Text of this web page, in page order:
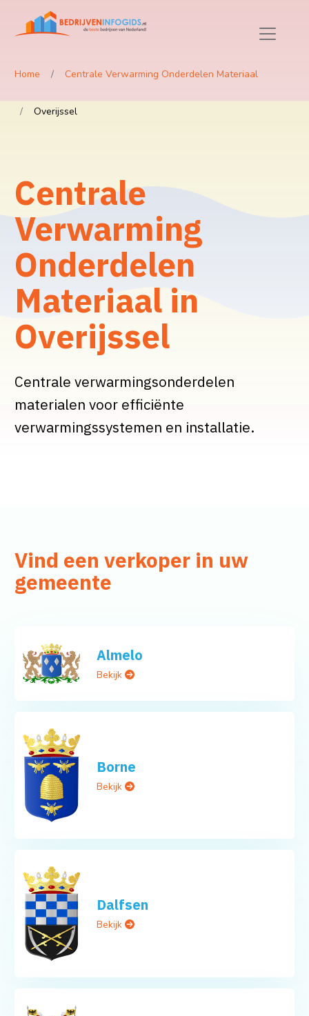
Home Centrale Verwarming Onderdelen Materiaal
Overijssel
Centrale
Verwarming
Onderdelen
Materiaal in
Overijssel
Centrale verwarmingsonderdelen
materialen voor efficiënte
verwarmingssystemen en installatie.
Vind een verkoper in uw
gemeente
Almelo
Bekijk
Borne
Bekijk
Dalfsen
Bekijk